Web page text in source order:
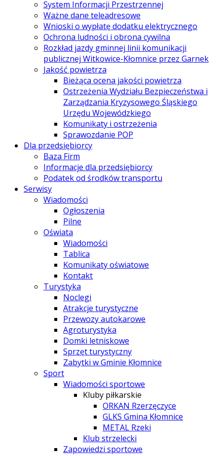
System Informacji Przestrzennej
Ważne dane teleadresowe
Wnioski o wypłatę dodatku elektrycznego
Ochrona ludności i obrona cywilna
Rozkład jazdy gminnej linii komunikacji
publicznej Witkowice-Kłomnice przez Garnek
Jakość powietrza
Bieżąca ocena jakości powietrza
Ostrzeżenia Wydziału Bezpieczeństwa i
Zarządzania Kryzysowego Śląskiego
Urzędu Wojewódzkiego
Komunikaty i ostrzeżenia
Sprawozdanie POP
Dla przedsiębiorcy
Baza Firm
Informacje dla przedsiębiorcy
Podatek od środków transportu
Serwisy
Wiadomości
Ogłoszenia
Pilne
Oświata
Wiadomości
Tablica
Komunikaty oświatowe
Kontakt
Turystyka
Noclegi
Atrakcje turystyczne
Przewozy autokarowe
Agroturystyka
Domki letniskowe
Sprzęt turystyczny
Zabytki w Gminie Kłomnice
Sport
Wiadomości sportowe
Kluby piłkarskie
ORKAN Rzerzęczyce
GLKS Gmina Kłomnice
METAL Rzeki
Klub strzelecki
Zapowiedzi sportowe